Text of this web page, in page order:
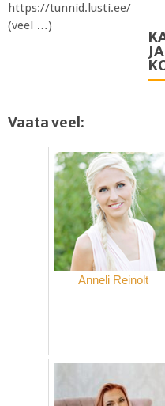
https://tunnid.lusti.ee/
(veel …)
Vaata veel:
Anneli Reinolt